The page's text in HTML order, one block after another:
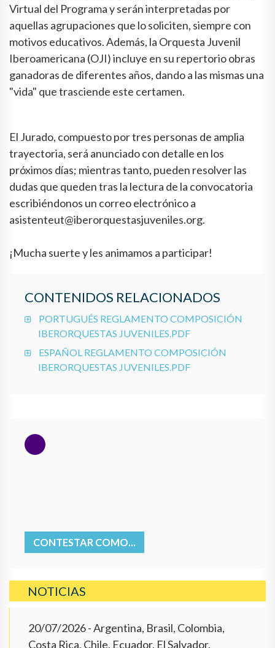
Virtual del Programa y serán interpretadas por
aquellas agrupaciones que lo soliciten, siempre con
motivos educativos. Además, la Orquesta Juvenil
Iberoamericana (OJI) incluye en su repertorio obras
ganadoras de diferentes años, dando a las mismas una
"vida" que trasciende este certamen.
El Jurado, compuesto por tres personas de amplia
trayectoria, será anunciado con detalle en los
próximos días; mientras tanto, pueden resolver las
dudas que queden tras la lectura de la convocatoria
escribiéndonos un correo electrónico a
asistenteut@iberorquestasjuveniles.org.
¡Mucha suerte y les animamos a participar!
CONTENIDOS RELACIONADOS
PORTUGUÉS REGLAMENTO COMPOSICIÓN
IBERORQUESTAS JUVENILES.PDF
ESPAÑOL REGLAMENTO COMPOSICIÓN
IBERORQUESTAS JUVENILES.PDF
CONTESTAR COMO...
NOTICIAS
20/07/2026- Argentina, Brasil, Colombia,
Costa Rica, Chile, Ecuador, El Salvador,